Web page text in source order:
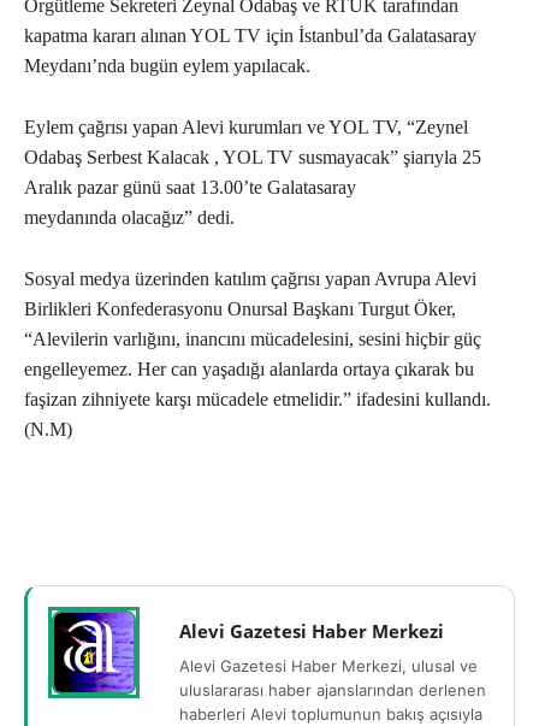
Örgütleme Sekreteri Zeynal Odabaş ve RTÜK tarafından
kapatma kararı alınan YOL TV için İstanbul’da Galatasaray
Meydanı’nda bugün eylem yapılacak.
Eylem çağrısı yapan Alevi kurumları ve YOL TV, “Zeynel
Odabaş Serbest Kalacak , YOL TV susmayacak” şiarıyla 25
Aralık pazar günü saat 13.00’te Galatasaray
meydanında olacağız” dedi.
Sosyal medya üzerinden katılım çağrısı yapan Avrupa Alevi
Birlikleri Konfederasyonu Onursal Başkanı Turgut Öker,
“Alevilerin varlığını, inancını mücadelesini, sesini hiçbir güç
engelleyemez. Her can yaşadığı alanlarda ortaya çıkarak bu
faşizan zihniyete karşı mücadele etmelidir.” ifadesini kullandı.
(N.M)
Alevi Gazetesi Haber Merkezi
Alevi Gazetesi Haber Merkezi, ulusal ve
uluslararası haber ajanslarından derlenen
haberleri Alevi toplumunun bakış açısıyla